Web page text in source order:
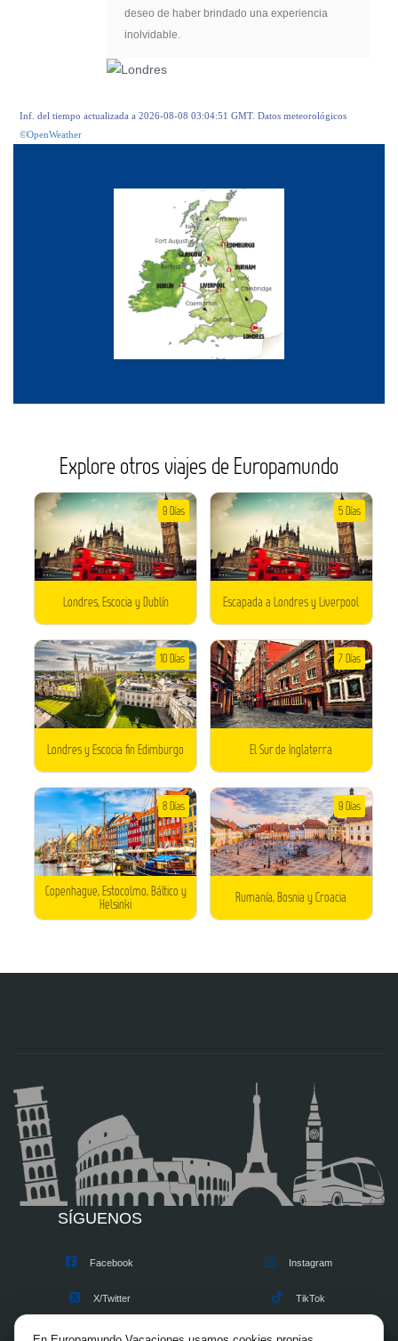
deseo de haber brindado una experiencia
inolvidable.
Inf. del tiempo actualizada a 2026-08-08 03:04:51 GMT. Datos meteorológicos
©OpenWeather
Explore otros viajes de Europamundo
Londres, Escocia y Dublín
9 Días
Escapada a Londres y Liverpool
5 Días
Londres y Escocia fin Edimburgo
10 Días
El Sur de Inglaterra
7 Días
Copenhague, Estocolmo, Báltico y
Helsinki
8 Días
Rumanía, Bosnia y Croacia
9 Días
SÍGUENOS
Facebook
X/Twitter
Blog
Instagram
TikTok
Youtube